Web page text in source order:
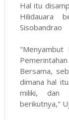
Hal itu
Hilidauara
Sisobandrao
Bersama,
dimana hal
miliki, dan
berikutnya,"